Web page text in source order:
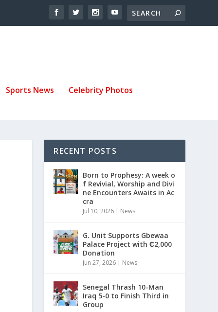
Sports News Celebrity Photos
RECENT POSTS
Born to Prophesy: A week o
f Revivial, Worship and Divi
ne Encounters Awaits in Ac
cra
Jul 10, 2026 | News
G. Unit Supports Gbewaa
Palace Project with ₵2,000
Donation
Jun 27, 2026 | News
Senegal Thrash 10-Man
Iraq 5-0 to Finish Third in
Group